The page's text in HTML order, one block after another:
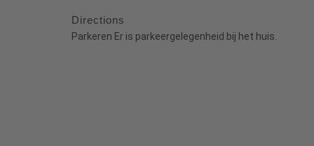
Directions
Parkeren Er is parkeergelegenheid bij het huis.